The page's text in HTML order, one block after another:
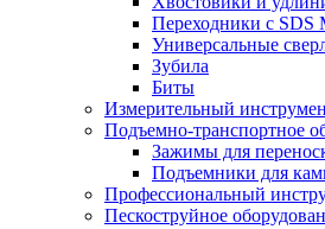
Переходники с SDS
Универсальные
Зубила
Биты
Измерительный
Подъемно-транспортное
Зажимы для
Подъемники для
Профессиональный
Пескоструйное